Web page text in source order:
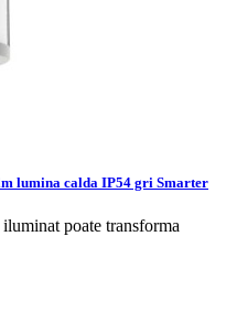
lumina calda IP54 gri Smarter
poate transforma